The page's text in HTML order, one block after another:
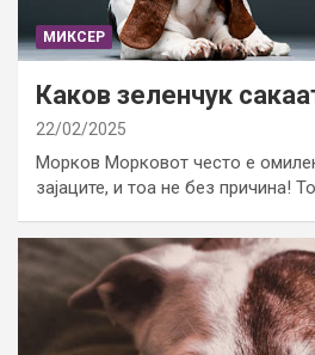
МИКСЕР
Каков зеленчук
22/02/2025
Морков Морковот често е
зајаците, и тоа не без причина!